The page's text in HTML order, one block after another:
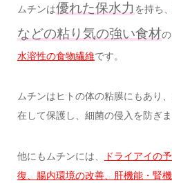
ムチンは優れた保水力 を持ち、
などの粘り気の強い食材
水溶性の食物繊維です。
ムチンはヒトの体の粘膜にもあり
在して保護し、細菌の侵入を防ぎま
他にもムチンには、
ドライアイの
復、腸内環境の改善、肝機能・腎